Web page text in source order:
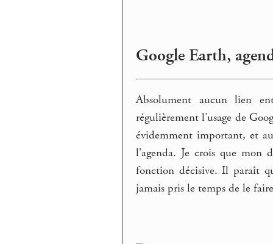
Google Earth,
Absolument aucun lien
régulièrement l’usage de
évidemment important, et
l’agenda. Je crois que mon
fonction décisive. Il paraît
jamais pris le temps de le